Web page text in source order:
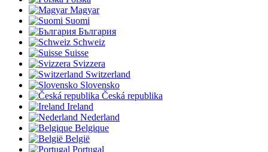
Magyar
Suomi
България
Schweiz
Suisse
Svizzera
Switzerland
Slovensko
Česká republika
Ireland
Nederland
Belgique
België
Portugal